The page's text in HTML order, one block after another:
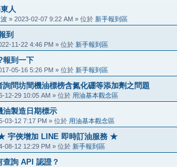
人
» 2023-02-07 9:22 AM » 位於 新手報到區
到
11-22 4:46 PM » 位於 新手報到區
報到一下
05-16 5:26 PM » 位於 新手報到區
詢問坊間機油標榜含氮化硼等添加劑之問題
12-29 10:05 AM » 位於 用油基本觀念區
油製造日期標示
03-12 7:17 PM » 位於 用油基本觀念區
宇俠增加 LINE 即時訂油服務 ★
08-12 12:29 PM » 位於 新手報到區
查詢 API 認證？